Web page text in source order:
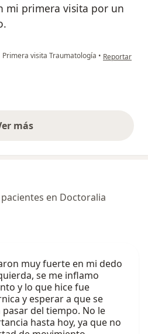
mi primera visita por un
Primera visita Traumatología • en opinión
Reportar
más
opiniones anteriores
en Doctoralia
muy fuerte en mi dedo
se me inflamo
y lo que hice fue
y esperar a que se
del tiempo. No le
hasta hoy, ya que no